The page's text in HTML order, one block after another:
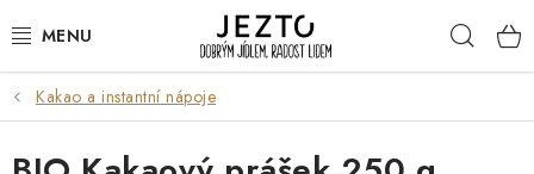
na
DÁRKOVÉ SADY
TRVANLIVÉ
Kakao a instantní nápoje